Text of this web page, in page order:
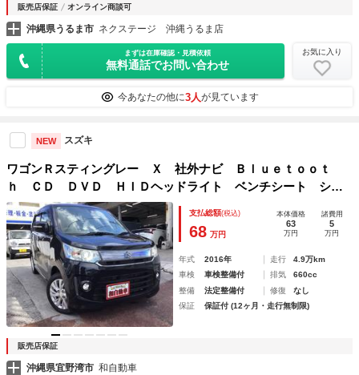
販売店保証 オンライン商談可
沖縄県うるま市 ネクステージ 沖縄うるま店
まずは在庫確認・見積依頼
無料通話でお問い合わせ
お気に入り
今あなたの他に3人が見ています
NEW スズキ
ワゴンＲスティングレー Ｘ 社外ナビ Ｂｌｕｅｔｏｏｔ
ｈ ＣＤ ＤＶＤ ＨＩＤヘッドライト ベンチシート シー
トヒーター 電動格納ミラー 純正アルミホイール オートエ
アコン スマートキー プッシュスタート アイドリングスト
ップ
支払総額(税込)
68 万円
本体価格
63
万円
諸費用
5
万円
年式 2016年 走行
4.9万km
車検
車検整備付 排気
660cc
整備
法定整備付 修復
なし
保証
保証付 (12ヶ月・走行無制限)
販売店保証
沖縄県宜野湾市 和自動車